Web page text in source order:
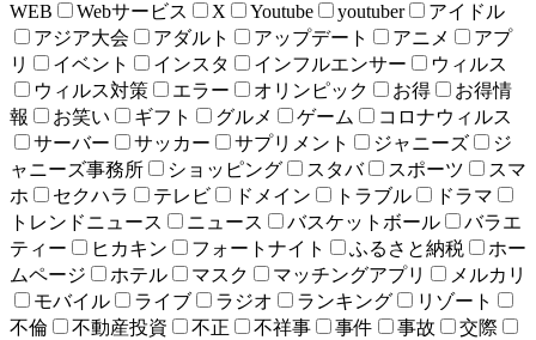
WEB
Webサービス X Youtube youtuber
アイドル
アジア大会
アダルト アップデート アニメ
アプ
リ
イベント インスタ インフルエンサー
ウィルス
ウィルス対策
エラー オリンピック お得
お得情
報
お笑い ギフト グルメ ゲーム
コロナウィルス
サーバー
サッカー サプリメント ジャニーズ
ジ
ャニーズ事務所
ショッピング スタバ スポーツ
スマ
ホ
セクハラ テレビ ドメイン トラブル
ドラマ
トレンドニュース
ニュース バスケットボール
バラエ
ティー
ヒカキン フォートナイト ふるさと納税
ホー
ムページ
ホテル マスク マッチングアプリ
メルカリ
モバイル
ライブ ラジオ ランキング
リゾート
不倫
不動産投資 不正 不祥事 事件 事故
交際